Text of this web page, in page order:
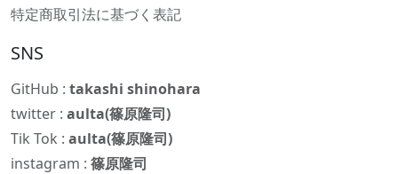
特定商取引法に基づく表記
SNS
GitHub : takashi shinohara
twitter : aulta(篠原隆司)
Tik Tok : aulta(篠原隆司)
instagram : 篠原隆司